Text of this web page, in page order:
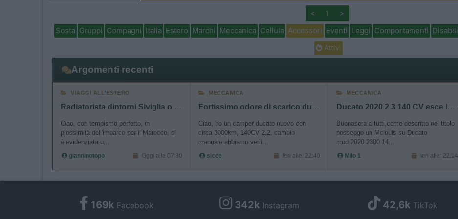
I want to allow Google to enable storage related to security, including
authentication functionality and fraud prevention, and other user protection.
< 1 >
Sosta Gruppi Compagni Italia Estero Marchi Meccanica Cellula Accessori Eventi Leggi Comportamenti Disabili
Attivi
Argomenti recenti
VIAGGI ALL'ESTERO
Radiatorista dintorni Siviglia o Marocco Atlantico
Ciao, con tempismo perfetto, in
prossimità dell'imbarco per il Marocco, si
è evidenziata u...
gianninotopo Oggi alle 07:30
MECCANICA
Fortissimo odore di scarico durante rigeneraz FAP
Ciao, ho un camper ducato nuovo con
circa 3000km, 140CV 2.2, cambio
manuale abbiamo verif...
sicce Ieri alle: 22:40
MECCANICA
Ducato 2020 2.3 140 CV esce la prima marcia
Buonasera a tutti,come descritto nel titolo
posseggo un Mclouis su Ducato
mod.2020 2300 14...
Milo 1 Ieri alle: 22:14
169k Facebook 342k Instagram 42,6k TikTok